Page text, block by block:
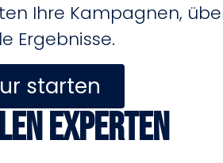
Ihre Kampagnen,
Ergebnisse.
starten
Experten